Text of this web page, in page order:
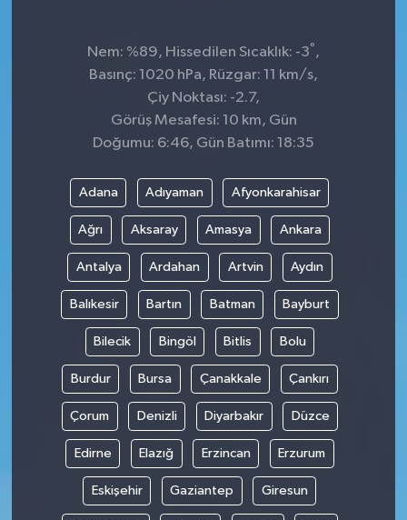
Nem: %89, Hissedilen Sıcaklık: -3° ,
Basınç: 1020 hPa, Rüzgar: 11 km/s,
Çiy Noktası: -2.7,
Görüş Mesafesi: 10 km, Gün
Doğumu: 6:46, Gün Batımı: 18:35
Adana Adıyaman Afyonkarahisar
Ağrı Aksaray Amasya Ankara
Antalya Ardahan Artvin Aydın
Balıkesir Bartın Batman Bayburt
Bilecik Bingöl Bitlis Bolu
Burdur Bursa Çanakkale Çankırı
Çorum Denizli Diyarbakır Düzce
Edirne Elazığ Erzincan Erzurum
Eskişehir Gaziantep Giresun